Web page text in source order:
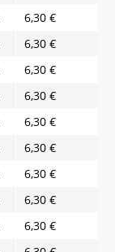
6,30 €
6,30 €
6,30 €
6,30 €
6,30 €
6,30 €
6,30 €
6,30 €
6,30 €